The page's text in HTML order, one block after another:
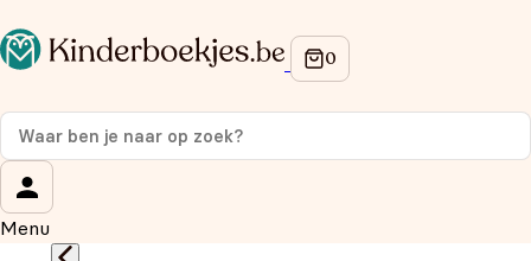
Menu
Op de hoogte blijven van onze acties?
Meld je aan voor onze nieuwsbrief en ontvang
korting
Wat is je voornaam?